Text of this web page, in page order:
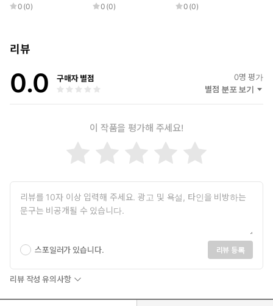
0 (0) 0 (0) 0 (0)
리뷰
0.0 구매자 별점 0명 평가
별점 분포 보기
이 작품을 평가해 주세요!
스포일러가 있습니다. 리뷰 등록
리뷰 작성 유의사항